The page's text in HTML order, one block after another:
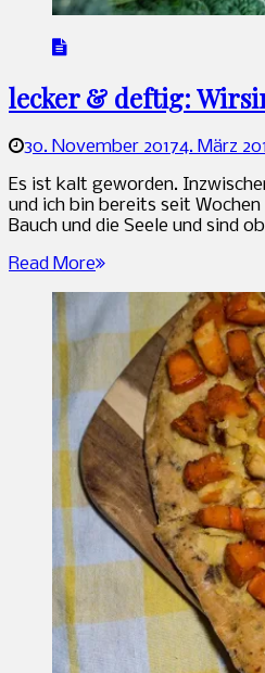
lecker & deftig:
30. November 20174. März
Es ist kalt geworden.
und ich bin bereits seit
Bauch und die Seele und sind
Read More